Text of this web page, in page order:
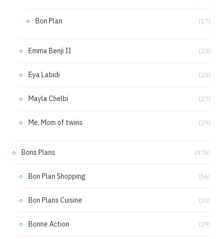
Bon Plan (17)
Emma Benji II (22)
Eya Labidi (23)
Mayla Chelbi (27)
Me, Mom of twins (29)
Bons Plans (476)
Bon Plan Shopping (56)
Bon Plans Cuisine (30)
Bonne Action (29)